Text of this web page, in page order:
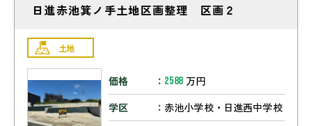
日進赤池箕ノ手土地区画整理 区画２
土地
価格 2588 万円
学区
赤池小学校・日進西中学校